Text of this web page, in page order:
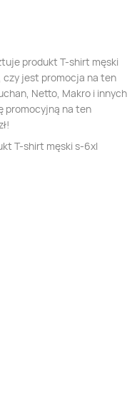
produkt T-shirt męski
czy jest promocja na ten
Netto, Makro i innych
promocyjną na ten
T-shirt męski s-6xl